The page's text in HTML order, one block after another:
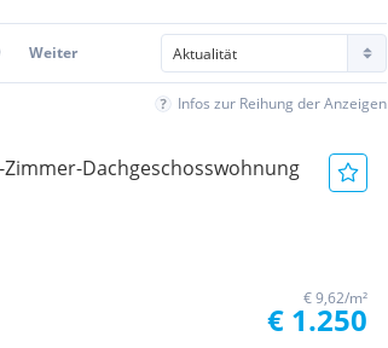
Weiter
Infos zur Reihung der Anzeigen
Zimmer-Dachgeschosswohnung
€ 9,62/m²
€ 1.250